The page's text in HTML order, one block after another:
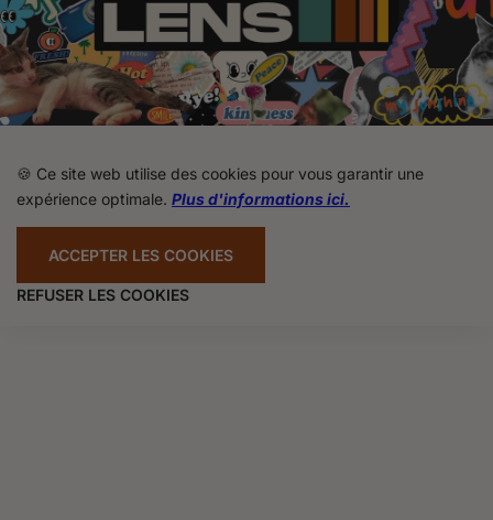
🍪 Ce site web utilise des cookies pour vous garantir une
expérience optimale. Plus d'informations ici.
ACCEPTER LES COOKIES
REFUSER LES COOKIES